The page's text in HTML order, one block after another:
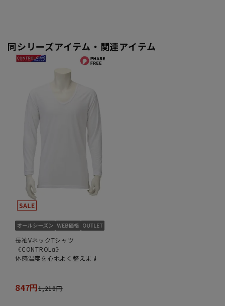
同シリーズアイテム・関連アイテム
長袖VネックTシャツ
《CONTROLα》
体感温度を心地よく整えます
847円1,210円